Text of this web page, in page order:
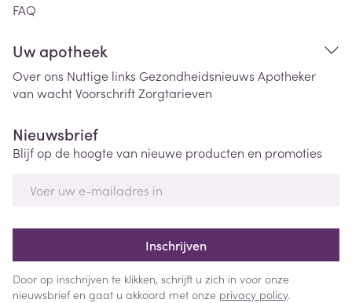
FAQ
Uw apotheek
Over ons Nuttige links Gezondheidsnieuws Apotheker
van wachtVoorschriftZorgtarieven
Nieuwsbrief
Blijf op de hoogte van nieuwe producten en promoties
Inschrijven
Door op inschrijven te klikken, schrijft u zich in voor onze
nieuwsbrief en gaat u akkoord met onze privacy policy.